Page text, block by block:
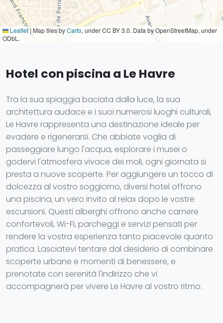
Leaflet |Map tiles byCarto, under CC BY 3.0. Data by OpenStreetMap, under
ODbL.
Hotel con piscina a Le Havre
Tra la sua spiaggia baciata dalla luce, la sua
architettura audace e i suoi numerosi luoghi culturali,
Le Havre rappresenta una destinazione ideale per
evadere e rigenerarsi. Che abbiate voglia di
passeggiare lungo l'acqua, esplorare i musei o
godervi l'atmosfera vivace dei moli, ogni giornata si
presta a nuove scoperte. Per aggiungere un tocco di
dolcezza al vostro soggiorno, diversi hotel offrono
una piscina, un vero invito al relax dopo le vostre
escursioni. Questi alberghi offrono anche camere
confortevoli, Wi-Fi, parcheggi e servizi pensati per
rendere la vostra esperienza tanto piacevole quanto
pratica. Lasciatevi tentare dal desiderio di combinare
scoperte urbane e momenti di benessere, e
prenotate con serenità l'indirizzo che vi
accompagnerà per vivere Le Havre al vostro ritmo.